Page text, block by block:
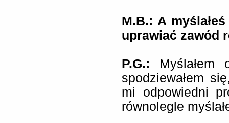
M.B.: A
uprawiać zawód
P.G.:
spodziewałem
mi odpowiedni
równolegle